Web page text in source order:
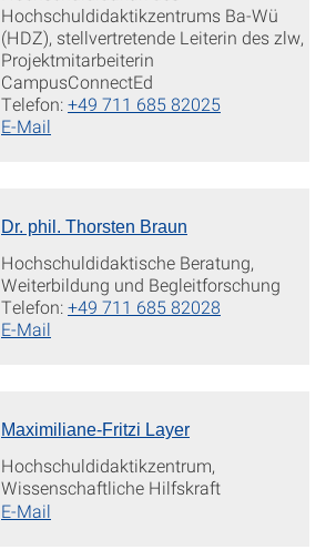
Hochschuldidaktikzentrums Ba-Wü
(HDZ), stellvertretende Leiterin des zlw,
Projektmitarbeiterin
CampusConnectEd
Telefon:+49 711 685 82025
E-Mail
Dr. phil. Thorsten Braun
Hochschuldidaktische Beratung,
Weiterbildung und Begleitforschung
Telefon:+49 711 685 82028
E-Mail
Maximiliane-Fritzi Layer
Hochschuldidaktikzentrum,
Wissenschaftliche Hilfskraft
E-Mail